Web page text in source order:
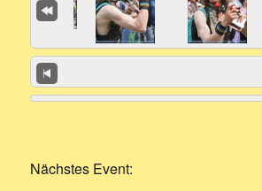
Nächstes Event: